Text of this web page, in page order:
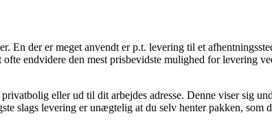
En der er meget anvendt er p.t. levering til et
endvidere den mest prisbevidste mulighed for levering
eller ud til dit arbejdes adresse. Denne viser sig
slags levering er unægtelig at du selv henter pakken, som